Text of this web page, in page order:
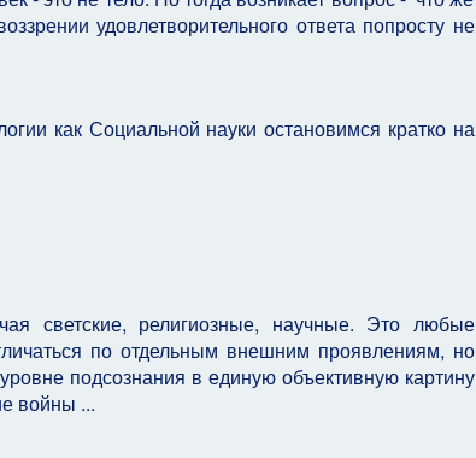
удовлетворительного ответа попросту не
как Социальной науки остановимся кратко на
светские, религиозные, научные. Это любые
по отдельным внешним проявлениям, но
подсознания в единую объективную картину
войны ...